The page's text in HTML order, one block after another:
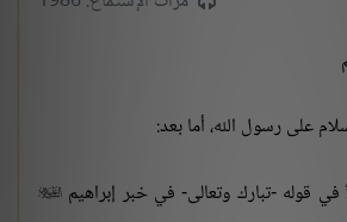
على رسول الله، أما بعد:
قوله -تبارك وتعالى- في خبر إبراهيم 